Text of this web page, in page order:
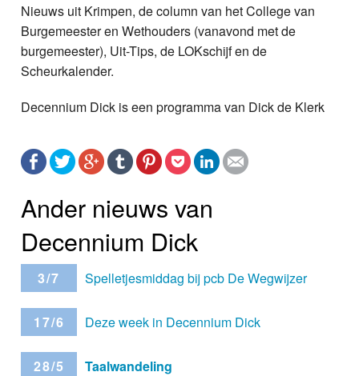
Nieuws uit Krimpen, de column van het College van
Burgemeester en Wethouders (vanavond met de
burgemeester), Uit-Tips, de LOKschijf en de
Scheurkalender.
Decennium Dick is een programma van Dick de Klerk
Ander nieuws van
Decennium Dick
3/7 Spelletjesmiddag bij pcb De Wegwijzer
17/6 Deze week in Decennium Dick
28/5 Taalwandeling